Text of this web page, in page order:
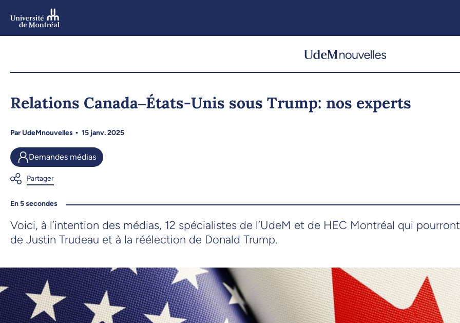
Relations Canada‒États-Unis sous Trump: nos experts
ParUdeMnouvelles 15 janv. 2025
Demandes médias
En 5 secondes
Voici, à l’intention des médias, 12 spécialistes de l’UdeM et de HEC Montréal qui
de Justin Trudeau et à la réélection de Donald Trump.